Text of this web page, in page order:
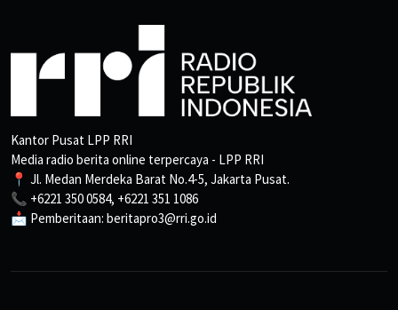
Kantor Pusat LPP RRI
Media radio berita online terpercaya - LPP RRI
📍 Jl. Medan Merdeka Barat No.4-5, Jakarta Pusat.
📞 +6221 350 0584, +6221 351 1086
📩 Pemberitaan: beritapro3@rri.go.id